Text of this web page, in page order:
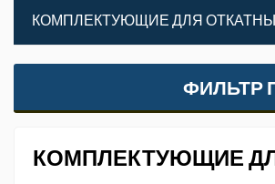
КОМПЛЕКТУЮЩИЕ ДЛЯ
ФИЛЬТР
КОМПЛЕКТУЮЩИЕ